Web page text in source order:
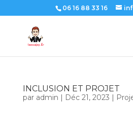
06 16 88 33 16
INCLUSION ET PROJET
par admin | Déc 21, 2023 |